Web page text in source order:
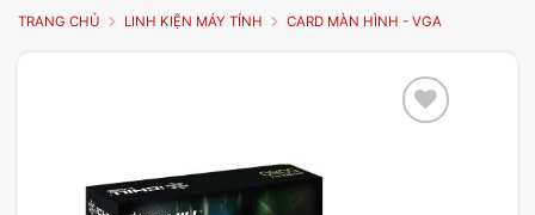
TRANG CHỦ LINH KIỆN MÁY TÍNH CARD MÀN HÌNH - VGA